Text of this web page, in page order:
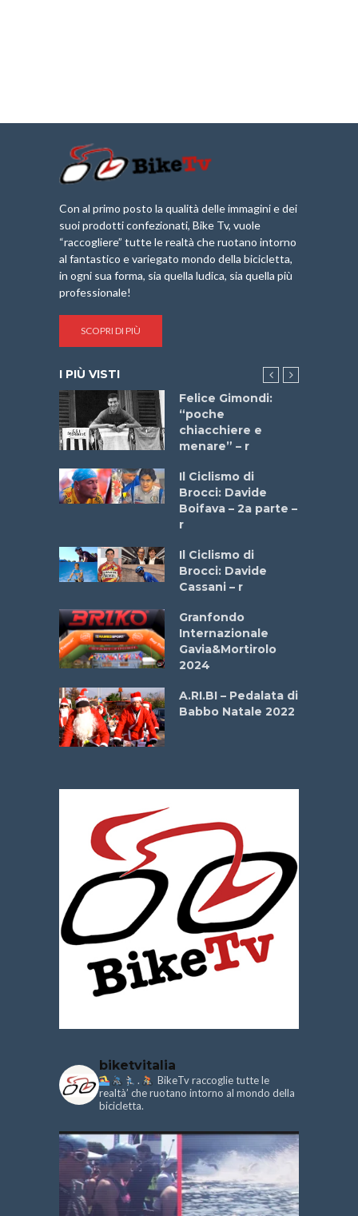
Con al primo posto la qualità delle immagini e dei
suoi prodotti confezionati, Bike Tv, vuole
“raccogliere” tutte le realtà che ruotano intorno
al fantastico e variegato mondo della bicicletta,
in ogni sua forma, sia quella ludica, sia quella più
professionale!
SCOPRI DI PIÙ
I PIÙ VISTI
Felice Gimondi:
“poche
chiacchiere e
menare” – r
Il Ciclismo di
Brocci: Davide
Boifava – 2a parte –
r
Il Ciclismo di
Brocci: Davide
Cassani – r
Granfondo
Internazionale
Gavia&Mortirolo
2024
A.RI.BI – Pedalata di
Babbo Natale 2022
biketvitalia
.
BikeTv raccoglie tutte le
realtà’ che ruotano intorno al mondo della
bicicletta.